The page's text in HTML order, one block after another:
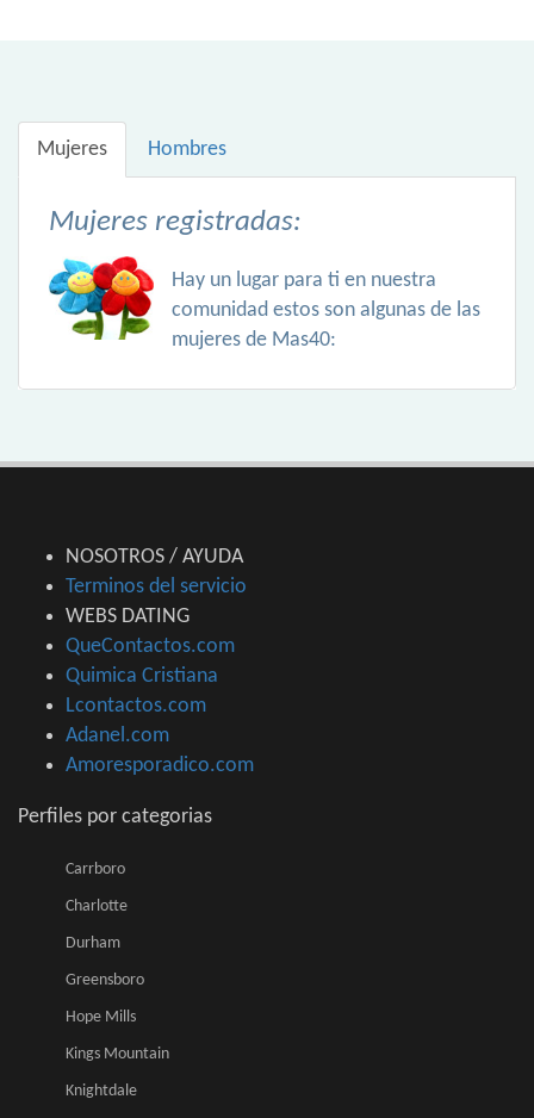
Mujeres Hombres
Mujeres registradas:
Hay un lugar para ti en nuestra
comunidad estos son algunas de las
mujeres de Mas40:
NOSOTROS / AYUDA
Terminos del servicio
WEBS DATING
QueContactos.com
Quimica Cristiana
Lcontactos.com
Adanel.com
Amoresporadico.com
Perfiles por categorias
Carrboro
Charlotte
Durham
Greensboro
Hope Mills
Kings Mountain
Knightdale